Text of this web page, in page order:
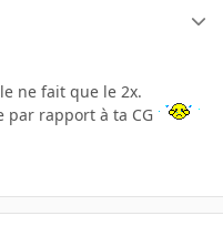
ne fait que le 2x.
par rapport à ta CG